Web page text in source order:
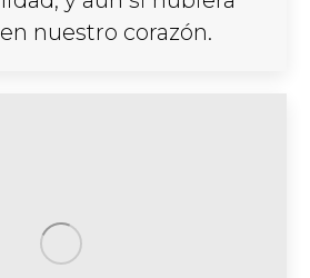
nuestro corazón.